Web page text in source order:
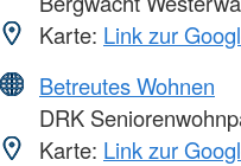
Karte: Link zur
Betreutes Wohnen
DRK
Karte: Link zur